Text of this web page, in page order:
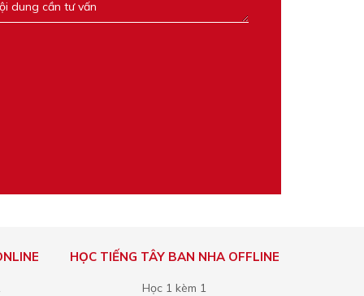
HỌC TIẾNG TÂY BAN NHA OFFLINE
Học 1 kèm 1